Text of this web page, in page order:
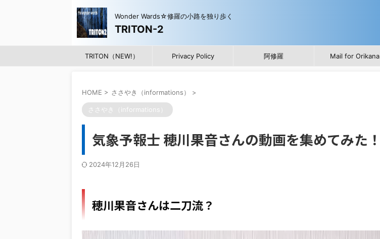
Wonder Wards☆修羅の小路を独り歩く
TRITON-2
TRITON（NEW!） Privacy Policy 阿修羅 Mail for Orikana
HOME > ささやき（informations） >
ささやき（informations）
気象予報士 穂川果音さんの動画を集めてみた！
2024年12月26日
穂川果音さんは二刀流？